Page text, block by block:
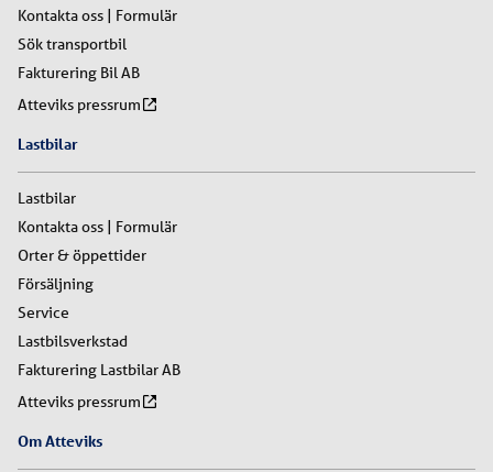
Kontakta oss | Formulär
Sök transportbil
Fakturering Bil AB
Atteviks pressrum
Lastbilar
Lastbilar
Kontakta oss | Formulär
Orter & öppettider
Försäljning
Service
Lastbilsverkstad
Fakturering Lastbilar AB
Atteviks pressrum
Om Atteviks